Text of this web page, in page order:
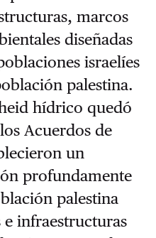
marcos
diseñadas
israelíes
palestina.
hídrico quedó
Acuerdos de
un
profundamente
palestina
infraestructuras